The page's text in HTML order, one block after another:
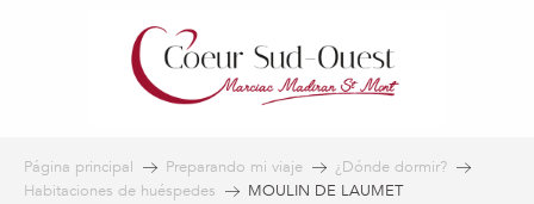
Página principal Preparando mi viaje
¿Dónde dormir?
Habitaciones de huéspedes
MOULIN DE LAUMET